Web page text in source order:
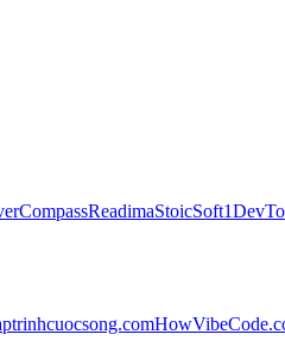
ReadimaStoicSoft